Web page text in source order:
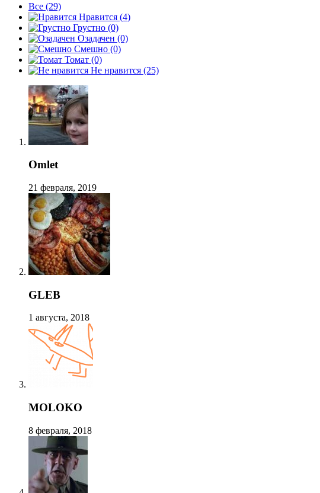
Все (29)
Нравится (4)
Грустно (0)
Озадачен (0)
Смешно (0)
Томат (0)
Не нравится (25)
Omlet
21 февраля, 2019
GLEB
1 августа, 2018
MOLOKO
8 февраля, 2018